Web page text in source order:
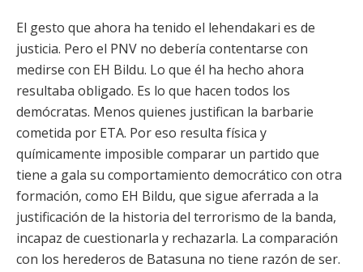
El gesto que ahora ha tenido el lehendakari es de
justicia. Pero el PNV no debería contentarse con
medirse con EH Bildu. Lo que él ha hecho ahora
resultaba obligado. Es lo que hacen todos los
demócratas. Menos quienes justifican la barbarie
cometida por ETA. Por eso resulta física y
químicamente imposible comparar un partido que
tiene a gala su comportamiento democrático con otra
formación, como EH Bildu, que sigue aferrada a la
justificación de la historia del terrorismo de la banda,
incapaz de cuestionarla y rechazarla. La comparación
con los herederos de Batasuna no tiene razón de ser.